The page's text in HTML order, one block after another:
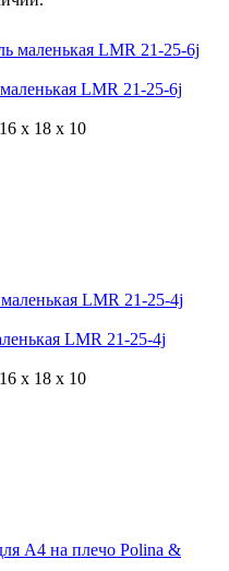
LMR 21-25-6j
16 x 18 x 10
LMR 21-25-4j
16 x 18 x 10